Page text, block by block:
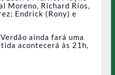
Moreno, Richard Ríos,
Endrick (Rony) e
ainda fará uma
acontecerá às 21h,